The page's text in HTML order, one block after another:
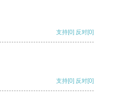
支持[0] 反对[0]
支持[0] 反对[0]